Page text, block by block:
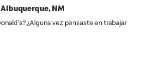
NM
¿Alguna vez pensaste en trabajar